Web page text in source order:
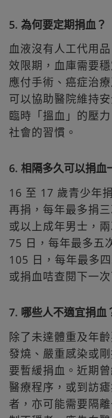
5. 為何要定期捐血？
血液沒有人工代用
效限期，血庫需要
應付手術、癌症治
可以協助醫院維持
臨時「搵血」的壓
社會的習慣。
6. 相隔多久可以捐血
16 至 17 歲青少年
再捐，每年最多捐
或以上成年男士，
75 日，每年最多五
105 日，每年最多
或捐血咭查閱下一次
7. 哪些人不適宜捐血
除了未達體重及年
發燒、嚴重感染或
要暫緩捐血。近期
醫療程序，或到訪
者，亦可能需要隔